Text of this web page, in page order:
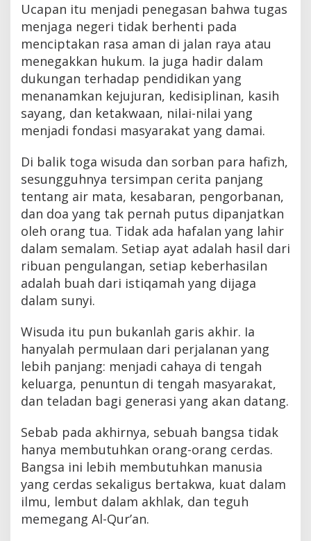
Ucapan itu menjadi penegasan bahwa tugas
menjaga negeri tidak berhenti pada
menciptakan rasa aman di jalan raya atau
menegakkan hukum. Ia juga hadir dalam
dukungan terhadap pendidikan yang
menanamkan kejujuran, kedisiplinan, kasih
sayang, dan ketakwaan, nilai-nilai yang
menjadi fondasi masyarakat yang damai.
Di balik toga wisuda dan sorban para hafizh,
sesungguhnya tersimpan cerita panjang
tentang air mata, kesabaran, pengorbanan,
dan doa yang tak pernah putus dipanjatkan
oleh orang tua. Tidak ada hafalan yang lahir
dalam semalam. Setiap ayat adalah hasil dari
ribuan pengulangan, setiap keberhasilan
adalah buah dari istiqamah yang dijaga
dalam sunyi.
Wisuda itu pun bukanlah garis akhir. Ia
hanyalah permulaan dari perjalanan yang
lebih panjang: menjadi cahaya di tengah
keluarga, penuntun di tengah masyarakat,
dan teladan bagi generasi yang akan datang.
Sebab pada akhirnya, sebuah bangsa tidak
hanya membutuhkan orang-orang cerdas.
Bangsa ini lebih membutuhkan manusia
yang cerdas sekaligus bertakwa, kuat dalam
ilmu, lembut dalam akhlak, dan teguh
memegang Al-Qur’an.